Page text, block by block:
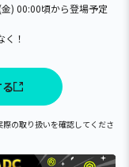
) 00:00頃から登場予定
！
の取り扱いを確認してくださ